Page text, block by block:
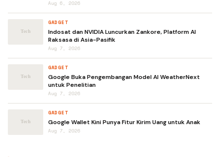
Aug 6, 2026
GADGET
Indosat dan NVIDIA Luncurkan Zankore, Platform AI
Raksasa di Asia-Pasifik
Aug 7, 2026
GADGET
Google Buka Pengembangan Model AI WeatherNext
untuk Penelitian
Aug 7, 2026
GADGET
Google Wallet Kini Punya Fitur Kirim Uang untuk Anak
Aug 7, 2026